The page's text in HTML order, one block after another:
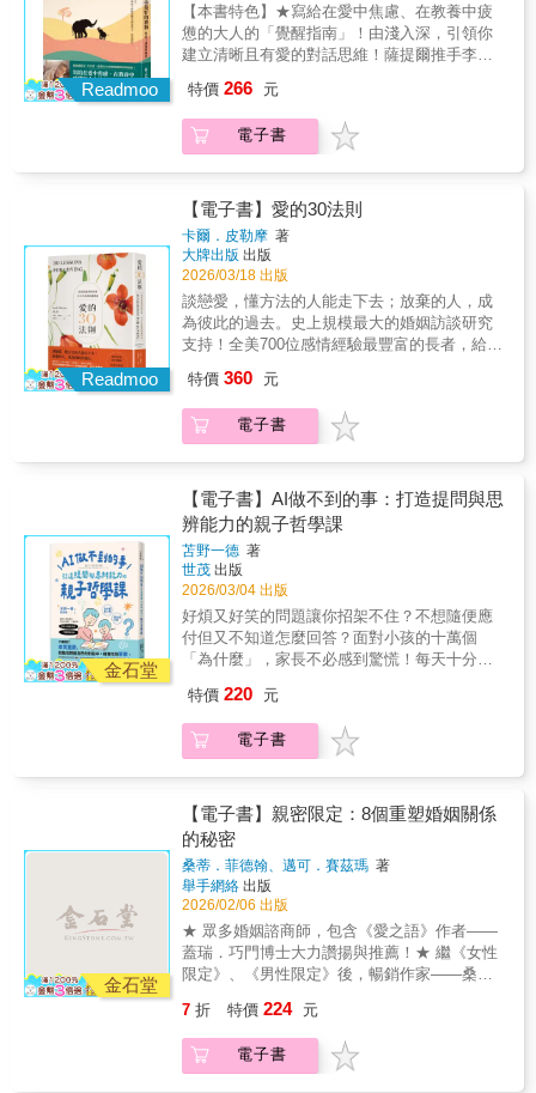
者書窩版主（依姓氏筆畫排列）
諮商心理師
好理解、好好陪伴的你。當我們學會用尊重與
信任開啟對話，改變，將不再是強迫發生，而
是自然出現。
Readmoo
【本書特色】★寫給在愛中焦慮、在教養中疲
憊的大人的「覺醒指南」！由淺入深，引領你
建立清晰且有愛的對話思維！薩提爾推手李崇
一場由內而外的修行。先和內在的自己和解，
你與孩子的對話將不再是角力，而是連結。透
過講座與工作坊，感動無數父母和師長的羅志
便能自然流動，孩子的好奇心、感受力和創造
力就能在這片沃土上發芽！★薩提爾推手＆暢
銷作家／李崇建、諮商心理師＆暢銷作家／陳
志恆、暢銷作家／尚瑞君、無憂花學堂執行長
／江宏志、高雄市教育產業工會副理事長／何
耿旭、臺中市教師職業工會前理事長／洪維
彬、馬來西亞家庭關懷及家族治療推手／馮以
量、馬來西亞薩提爾全人發展協會主席／楊愛
玲——真心推薦【內容簡介】讓每一次對話，
茂，欣欣向榮！羅志仲長年站在教室與對話現
場，陪伴無數孩子卡關、沉默、流淚，也陪伴
許多大人在衝突、焦慮與無力中，看見自己脆
而細膩的故事——寫不出作文而過度自責的完
美主義孩子、不知道自己想要什麼的青少年、
在價值衝突中進退失據的父母——帶領讀者走
進「對話真正發生的地方」。他想告訴你：在
提問之前，先安頓自己的情緒；在改變孩子之
前，先鬆動自己的觀點、擁抱焦慮的自己；當
大人的內在安頓了，教養的僵局就鬆動了。這
本書是寫給父母、教育者、助人工作者，也寫
的你。當我們學會用尊重與信任開啟對話，改
變，將不再是強迫發生，而是自然出現。
特價 266 元
電子書
Readmoo
【電子書】愛的30法則
卡爾．皮勒摩 著
大牌出版 出版
2026/03/18 出版
談戀愛，懂方法的人能走下去；放棄的人，成
為彼此的過去。史上規模最大的婚姻訪談研究
支持！全美700位感情經驗最豐富的長者，給
愛情與婚姻見解掌握一輩子受用的「練」愛心
法。人生的多數抉擇，我們極少考慮到長遠的
後果。開始一份工作時，我們不會發誓永遠不
婚禮上那套古老誓言：「無論順境逆境、健康
疾病，我將愛你、珍惜你，直到生命的盡
頭。」問題是，承諾之後，該怎麼走下去？愛
情需要親自體驗，幸好，愛的藝術可以傳
承！ 繼全球
暢銷著作《如果人生重啟》之後，美國康乃爾
大學教授卡爾．皮勒摩， 將研究焦點轉向人生
最重要的課題──愛。他訪談700多位長者的生
命故事，這群「人生專家」歷經了感情的驚濤
駭浪，用生命體悟了愛情、浪漫、長久承諾的
驗，濃縮成「愛的30法則」。在這本書裡，你
會學到：．當衝突爆發、誰都不想退讓時，怎
麼不把話說死？．當意見不同、情緒上來時，
日子變得單調重複、激情退場，愛要靠什麼繼
續維持溫度？．如果真的傷害到對方，該怎麼
重新靠近？．如何讓你的愛情不再只是單方面
的包容忍耐？愛可能不是童話，也並不總是浪
漫，這本書，寫給在關係中迷惘、努力，渴望
擁有真正連結和健康伴侶關係的你，陪伴你理
解愛，學會愛，延續愛。本書特色❤ 跨世代智
慧：收錄全美700多位65歲以上長者的深度訪
半世紀的伴侶，直擊其人生經驗與愛情智慧。
係。❤ 全方位關係指南：涵蓋尋找伴侶、溝通
與衝突化解、生活壓力因應、維繫長久關係的
特價 360 元
電子書
金石堂
【電子書】AI做不到的事：打造提問與思
辨能力的親子哲學課
苫野一德 著
世茂 出版
2026/03/04 出版
好煩又好笑的問題讓你招架不住？不想隨便應
付但又不知道怎麼回答？面對小孩的十萬個
「為什麼」，家長不必感到驚慌！每天十分鐘
力。「朋友是什麼？」「愚蠢是什麼意思？」
「政治是什麼？」「為什麼要體貼？」面對小
朋友的提問總是支支吾吾？但只要掌握到訣
在小學三年級時決定「辭掉學校」(不去上學)，
半年後隨著女兒的復學，父女倆便開始在睡前
進行這樣的本質直觀對話，藉由共同思考來面
對孩子的人生疑惑。與在大學課堂動輒一兩小
時的課堂不同，親子之間的對話雖然簡潔，但
卻是充滿溫馨又令大人嘖嘖稱奇。而兒童階段
正是培養思辨能力的最佳時機，幫助孩子建立
獨立思考能力和創意力。本書所運用的技巧
──「本質直觀」是找出事情的「源頭」，與孩
子針對各種主題，每天花個十分鐘一起探討
的哲學思考方式。具體來說，就是參加者一起
思考各種概念，並嘗試用語言將其清晰化，例
特價 220 元
電子書
金石堂
【電子書】親密限定：8個重塑婚姻關係
的秘密
桑蒂．菲德翰、邁可．賽茲瑪 著
舉手網絡 出版
2026/02/06 出版
★ 眾多婚姻諮商師，包含《愛之語》作者——
蓋瑞．巧門博士大力讚揚與推薦！★ 繼《女性
限定》、《男性限定》後，暢銷作家——桑
評！來談談「性」吧大多數人對性充滿好奇，
也渴望找到答案：●「我們算正常嗎？」●「為
什麼配偶不像我一樣渴望親密？」●「我不想感
7 折 特價 224 元
電子書